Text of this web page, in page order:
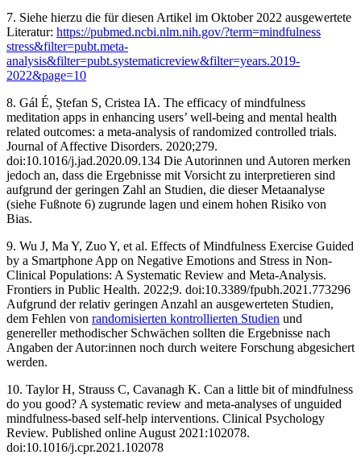
7. Siehe hierzu die für diesen Artikel im Oktober 2022 ausgewertete
Literatur: https://pubmed.ncbi.nlm.nih.gov/?term=mindfulness
stress&filter=pubt.meta-
analysis&filter=pubt.systematicreview&filter=years.2019-
2022&page=10
8. Gál É, Ștefan S, Cristea IA. The efficacy of mindfulness
meditation apps in enhancing users’ well-being and mental health
related outcomes: a meta-analysis of randomized controlled trials.
Journal of Affective Disorders. 2020;279.
doi:10.1016/j.jad.2020.09.134 ‌Die Autorinnen und Autoren merken
jedoch an, dass die Ergebnisse mit Vorsicht zu interpretieren sind
aufgrund der geringen Zahl an Studien, die dieser Metaanalyse
(siehe Fußnote 6) zugrunde lagen und einem hohen Risiko von
Bias.
9. Wu J, Ma Y, Zuo Y, et al. Effects of Mindfulness Exercise Guided
by a Smartphone App on Negative Emotions and Stress in Non-
Clinical Populations: A Systematic Review and Meta-Analysis.
Frontiers in Public Health. 2022;9. doi:10.3389/fpubh.2021.773296
‌Aufgrund der relativ geringen Anzahl an ausgewerteten Studien,
dem Fehlen von randomisierten kontrollierten Studien und
genereller methodischer Schwächen sollten die Ergebnisse nach
Angaben der Autor:innen noch durch weitere Forschung abgesichert
werden.
10. Taylor H, Strauss C, Cavanagh K. Can a little bit of mindfulness
do you good? A systematic review and meta-analyses of unguided
mindfulness-based self-help interventions. Clinical Psychology
Review. Published online August 2021:102078.
doi:10.1016/j.cpr.2021.102078 ‌